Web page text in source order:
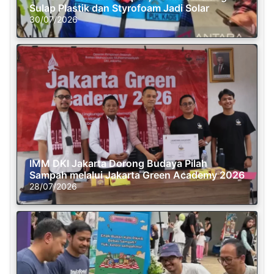
Sulap Plastik dan Styrofoam Jadi Solar
30/07/2026
IMM DKI Jakarta Dorong Budaya Pilah
Sampah melalui Jakarta Green Academy 2026
28/07/2026